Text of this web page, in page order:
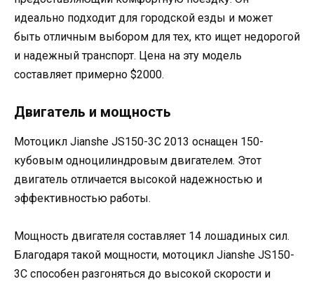
идеально подходит для городской езды и может
быть отличным выбором для тех, кто ищет недорогой
и надежный транспорт. Цена на эту модель
составляет примерно $2000.
Двигатель и мощность
Мотоцикл Jianshe JS150-3C 2013 оснащен 150-
кубовым одноцилиндровым двигателем. Этот
двигатель отличается высокой надежностью и
эффективностью работы.
Мощность двигателя составляет 14 лошадиных сил.
Благодаря такой мощности, мотоцикл Jianshe JS150-
3C способен разгоняться до высокой скорости и